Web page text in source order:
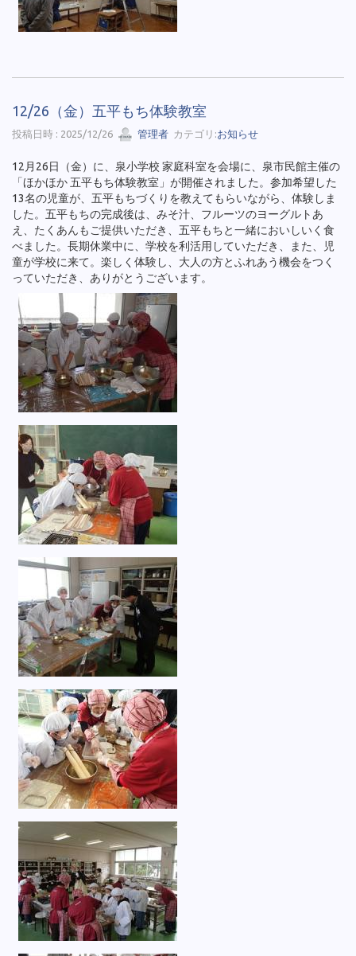
12/26（金）五平もち体験教室
投稿日時 : 2025/12/26 管理者 カテゴリ:お知らせ
12月26日（金）に、泉小学校 家庭科室を会場に、泉市民館主催の
「ほかほか 五平もち体験教室」が開催されました。参加希望した
13名の児童が、五平もちづくりを教えてもらいながら、体験しま
した。五平もちの完成後は、みそ汁、フルーツのヨーグルトあ
え、たくあんもご提供いただき、五平もちと一緒においしいく食
べました。長期休業中に、学校を利活用していただき、また、児
童が学校に来て。楽しく体験し、大人の方とふれあう機会をつく
っていただき、ありがとうございます。